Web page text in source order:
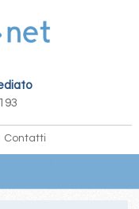
Contatti